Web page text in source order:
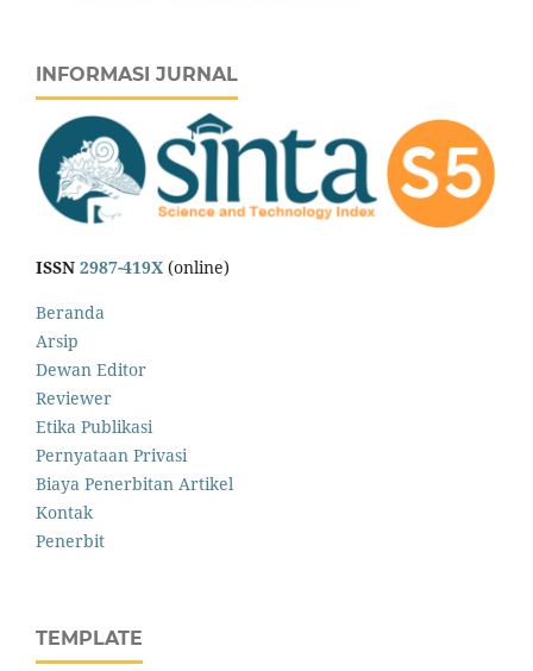
INFORMASI JURNAL
ISSN 2987-419X (online)
Beranda
Arsip
Dewan Editor
Reviewer
Etika Publikasi
Pernyataan Privasi
Biaya Penerbitan Artikel
Kontak
Penerbit
TEMPLATE